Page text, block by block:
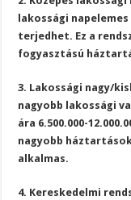
lakossági napelemes
terjedhet. Ez a
fogyasztású
3. Lakossági nagy/
nagyobb lakossági
ára 6.500.000-
nagyobb
alkalmas.
4. Kereskedelmi